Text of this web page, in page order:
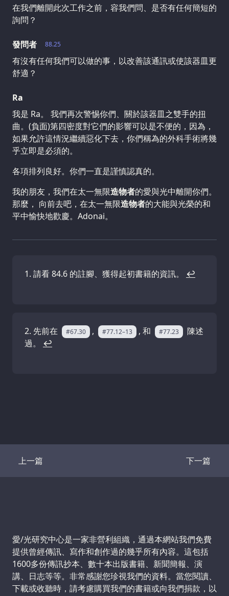
在我們離開此次工作之前，容我們問、是否有任何簡短的
詢問？
88.25
發問者
有沒有任何我們可以做的事，以改善該通訊或使該器皿更
舒適？
Ra
我是 Ra。 我們再次警惕你們、關於該器皿之雙手的扭
曲。(負面)第四密度對它們的影響可以是不便的，因為，
如果允許這情況繼續惡化下去，你們稱為的外科手術將幾
乎立即是必須的。
各項排列良好。你們一直是謹慎認真的。
我的朋友，我們在太一無限造物者的愛與光中離開你們。
那麼， 向前去吧，在太一無限造物者的大能與光榮的和
平中愉快地歡慶。Adonai。
請看 84.6 的註腳、獲得起初書籍的資訊。 ↩
先前在 #67.30 , #77.12–13 , 和 #77.23
陳述
過。 ↩
上一篇
Transcript 下一篇
Transcript
Support us:
愛/光研究中心是一家非營利組織，通過本網站我們免費
提供曾經傳訊、寫作和創作過的幾乎所有內容。這包括
1600多份傳訊抄本、數十本出版書籍、新聞簡報、演
講、日志等等。非常感謝您珍視我們的資料。當您閱讀、
下載或收聽時，請考慮購買我們的書籍或向我們捐款，以